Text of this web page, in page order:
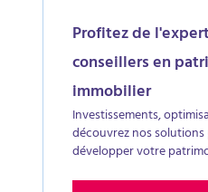
Profitez de
conseillers en
immobilier
Investissements,
découvrez nos
développer votre